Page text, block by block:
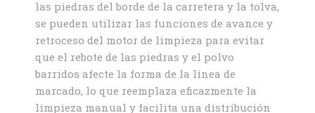
las piedras del borde de la carretera y la tolva,
se pueden utilizar las funciones de avance y
retroceso del motor de limpieza para evitar
que el rebote de las piedras y el polvo
barridos afecte la forma de la línea de
marcado, lo que reemplaza eficazmente la
limpieza manual y facilita una distribución